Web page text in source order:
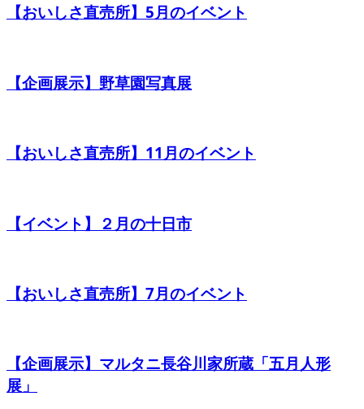
【おいしさ直売所】5月のイベント
【企画展示】野草園写真展
【おいしさ直売所】11月のイベント
【イベント】２月の十日市
【おいしさ直売所】7月のイベント
【企画展示】マルタニ長谷川家所蔵「五月人形
展」